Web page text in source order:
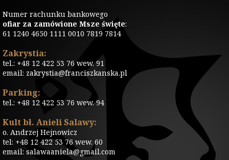
Numer rachunku bankowego
ofiar za zamówione Msze święte:
61 1240 4650 1111 0010 7819 7814
Zakrystia:
tel.: +48 12 422 53 76 wew. 91
email: zakrystia@franciszkanska.pl
Parking:
tel.: +48 12 422 53 76 wew. 94
Kult bł. Anieli Salawy:
o. Andrzej Hejnowicz
tel: +48 12 422 53 76 wew. 60
email: salawaaniela@gmail.com